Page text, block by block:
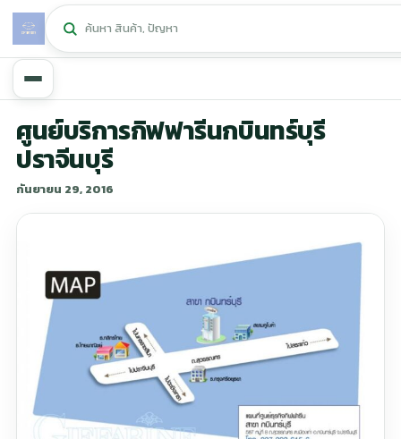
หน้าหลัก
สุขภาพและการแก้ปัญหา
ลดน้ำหนัก
หน้ารวมสินค้า
หน้าตระกร้าสินค้า
ศูนย์บริการกิฟฟารีนกบินทร์บุรี
ปราจีนบุรี
กันยายน 29, 2016